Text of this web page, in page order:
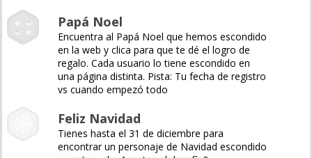
Papá Noel
Encuentra al Papá Noel que hemos escondido
en la web y clica para que te dé el logro de
regalo. Cada usuario lo tiene escondido en
una página distinta. Pista: Tu fecha de registro
vs cuando empezó todo
Feliz Navidad
Tienes hasta el 31 de diciembre para
encontrar un personaje de Navidad escondido